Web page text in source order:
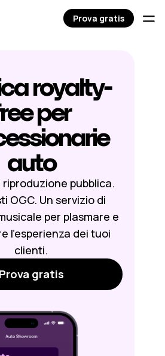
royalty-
per
auto
riproduzione pubblica.
OGC. Un servizio di
per plasmare e
l’esperienza dei tuoi
clienti.
Prova gratis
Prova gratis